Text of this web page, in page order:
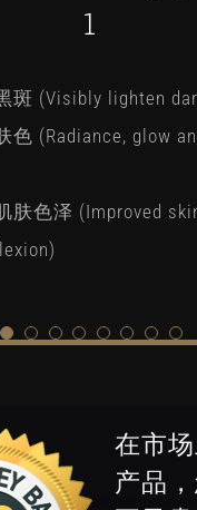
1
斑 (Visibly lighten
色 (Radiance, glow
肤色泽 (Improved
2
斑 (Visibly lighten
色 (Radiance, glow
肤色泽 (Improved
3
刺痕迹/淡化痘印
reduce acne mark)
色 (Improved skin
4
显的淡化, 淡化黑斑
dark spots)
色 (Radiance, glow
发的肌肤 (Improved
5
印/淡化痘印
肤 (Radiance, glow
6
眼圈 (visibly lighten
肿的眼睛 ( Reduce
7
眼圈 (visibly lighten
肿的眼睛 ( Reduce
8
显的淡化, 淡化黑斑
dark spots)
色 (Radiance, glow
发的肌肤 (Improved
在市
产品